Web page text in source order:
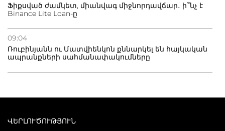
Ֆիքսված ժամկետ, միանվագ միջնորդավճար․ ի՞նչ է
Binance Lite Loan-ը
09:04
Ռուբինյանն ու Մատվիենկոն քննարկել են հայկական
ապրանքների սահմանափակումները
ՎԵՐԼՈՒԾՈՒԹՅՈՒՆ